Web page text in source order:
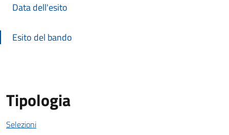
Data dell'esito
Esito del bando
Tipologia
Selezioni